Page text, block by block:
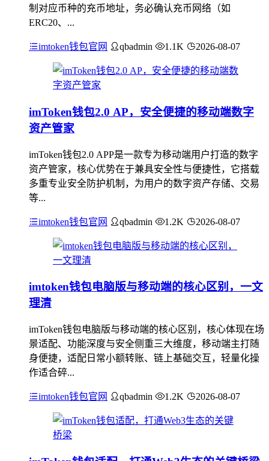
制对应币种的充币地址，务必确认充币网络（如
ERC20、...
imtoken钱包官网 qbadmin 1.1K 2026-08-07
imToken钱包2.0 AP，安全便捷的移动端数字
资产管家
imToken钱包2.0 APP是一款专为移动端用户打造的数字
资产管家，核心优势在于兼具安全性与便捷性，它搭载
多重专业安全防护机制，为用户的数字资产存储、交易
等...
imtoken钱包官网 qbadmin 1.2K 2026-08-07
imtoken钱包电脑版与移动端的核心区别，一文
理清
imToken钱包电脑版与移动端的核心区别，核心体现在场
景适配、功能深度与安全侧重三大维度，移动端主打随
身便捷，适配日常小额转账、链上基础交互，轻量化操
作适合碎...
imtoken钱包官网 qbadmin 1.2K 2026-08-07